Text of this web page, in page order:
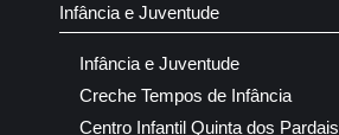
Infância e Juventude
Infância e Juventude
Creche Tempos de Infância
Centro Infantil Quinta dos Pardais